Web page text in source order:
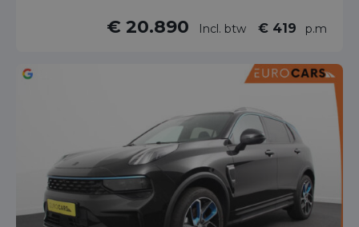
€ 20.890 Incl. btw € 419 p.m